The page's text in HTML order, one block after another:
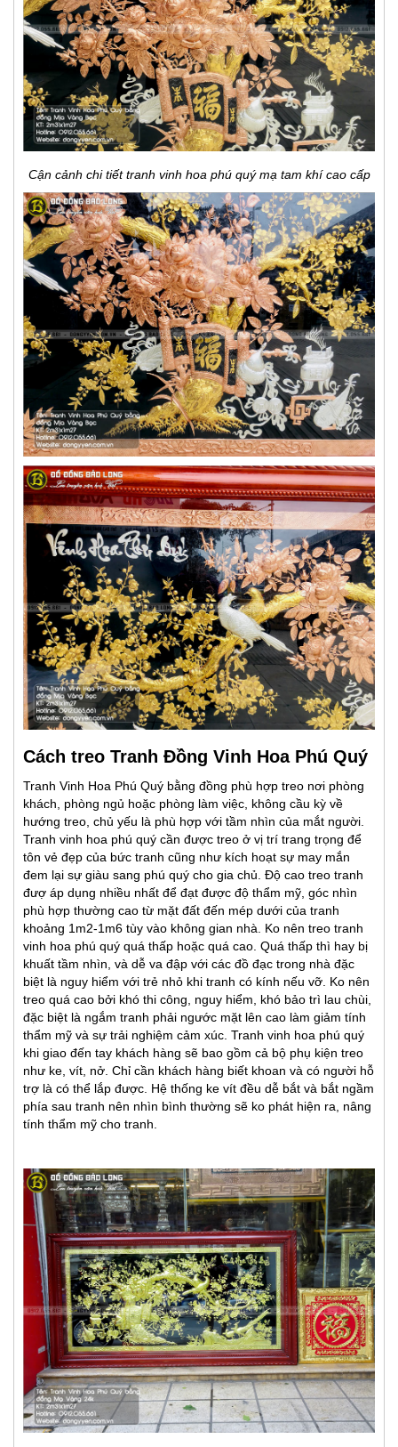
Cận cảnh chi tiết tranh vinh hoa phú quý mạ tam khí cao cấp
Cách treo Tranh Đồng Vinh Hoa Phú Quý
Tranh Vinh Hoa Phú Quý bằng đồng phù hợp treo nơi phòng
khách, phòng ngủ hoặc phòng làm việc, không cầu kỳ về
hướng treo, chủ yếu là phù hợp với tầm nhìn của mắt người.
Tranh vinh hoa phú quý cần được treo ở vị trí trang trọng để
tôn vẻ đẹp của bức tranh cũng như kích hoạt sự may mắn
đem lại sự giàu sang phú quý cho gia chủ. Độ cao treo tranh
đượ áp dụng nhiều nhất để đạt được độ thẩm mỹ, góc nhìn
phù hợp thường cao từ mặt đất đến mép dưới của tranh
khoảng 1m2-1m6 tùy vào không gian nhà. Ko nên treo tranh
vinh hoa phú quý quá thấp hoặc quá cao. Quá thấp thì hay bị
khuất tầm nhìn, và dễ va đập với các đồ đạc trong nhà đặc
biệt là nguy hiểm với trẻ nhỏ khi tranh có kính nếu vỡ. Ko nên
treo quá cao bởi khó thi công, nguy hiểm, khó bảo trì lau chùi,
đặc biệt là ngắm tranh phải ngước mặt lên cao làm giảm tính
thẩm mỹ và sự trải nghiệm cảm xúc. Tranh vinh hoa phú quý
khi giao đến tay khách hàng sẽ bao gồm cả bộ phụ kiện treo
như ke, vít, nở. Chỉ cần khách hàng biết khoan và có người hỗ
trợ là có thể lắp được. Hệ thống ke vít đều dễ bắt và bắt ngầm
phía sau tranh nên nhìn bình thường sẽ ko phát hiện ra, nâng
tính thẩm mỹ cho tranh.